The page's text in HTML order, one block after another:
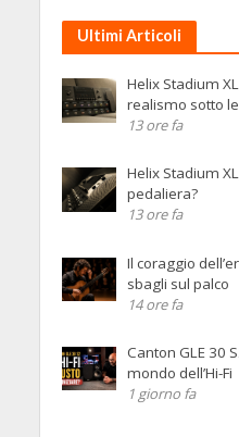
Ultimi Articoli
Helix Stadium
realismo sotto
13 ore fa
Helix Stadium
pedaliera?
13 ore fa
Il coraggio
sbagli sul palco
14 ore fa
Canton GLE 30
mondo dell’Hi-Fi
1 giorno fa